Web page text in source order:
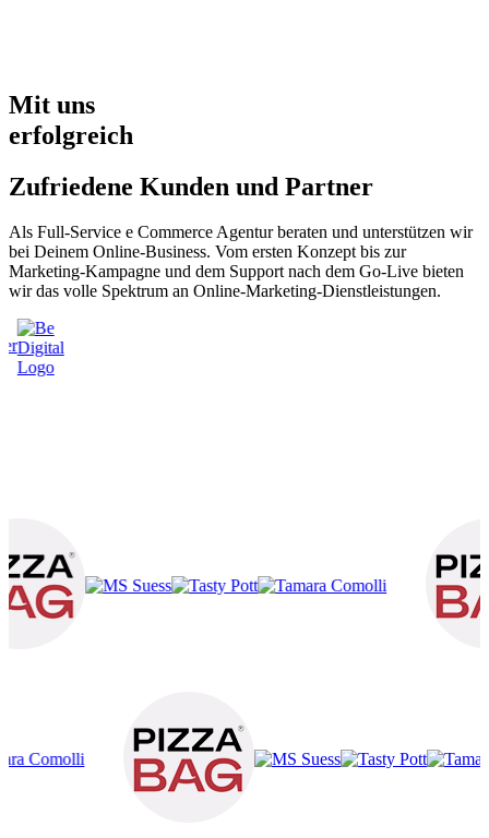
Mit uns
erfolgreich
Zufriedene Kunden und Partner
Als Full-Service e Commerce Agentur beraten und unterstützen wir
bei Deinem Online-Business. Vom ersten Konzept bis zur
Marketing-Kampagne und dem Support nach dem Go-Live bieten
wir das volle Spektrum an Online-Marketing-Dienstleistungen.